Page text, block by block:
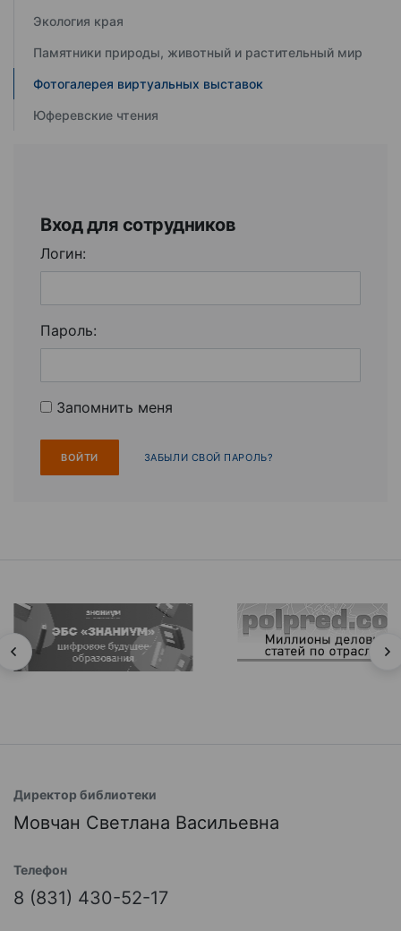
Экология края
Памятники природы, животный и растительный мир
Фотогалерея виртуальных выставок
Юферевские чтения
Вход для сотрудников
Логин:
Пароль:
Запомнить меня
ЗАБЫЛИ СВОЙ ПАРОЛЬ?
Директор библиотеки
Мовчан Светлана Васильевна
Телефон
8 (831) 430-52-17